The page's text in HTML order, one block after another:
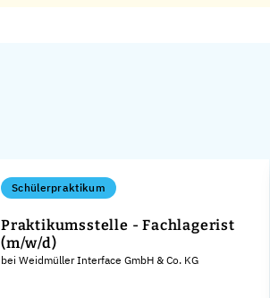
Schülerpraktikum
Praktikumsstelle - Fachlagerist
(m/w/d)
bei Weidmüller Interface GmbH & Co. KG